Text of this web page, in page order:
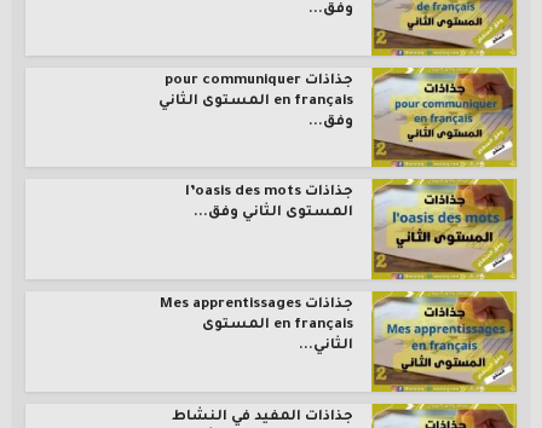
وفق...
جذاذات pour communiquer
en français المستوى الثاني
وفق...
جذاذات l’oasis des mots
المستوى الثاني وفق...
جذاذات Mes apprentissages
en français المستوى
الثاني...
جذاذات المفيد في النشاط